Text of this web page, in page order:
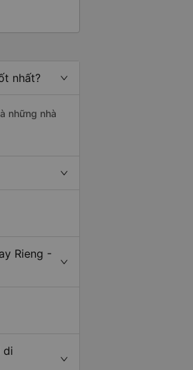
nhất?
những nhà
Rieng -
di